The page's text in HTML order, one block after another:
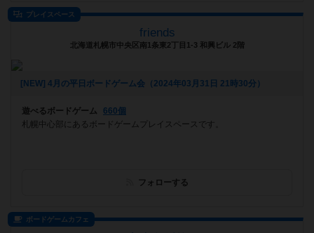
プレイスペース
friends
北海道札幌市中央区南1条東2丁目1-3 和興ビル 2階
[NEW] 4月の平日ボードゲーム会（2024年03月31日 21時30分）
遊べるボードゲーム
660個
札幌中心部にあるボードゲームプレイスペースです。
フォローする
ボードゲームカフェ